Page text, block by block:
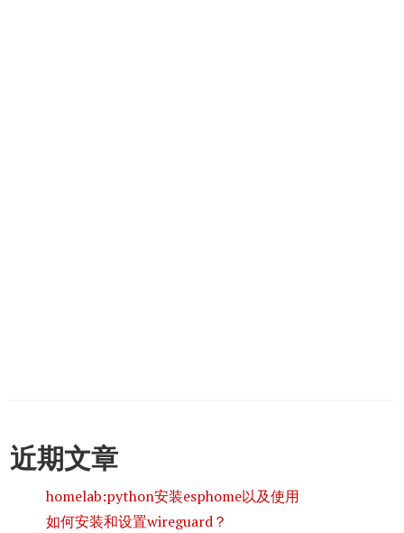
近期文章
homelab:python安装esphome以及使用
如何安装和设置wireguard？